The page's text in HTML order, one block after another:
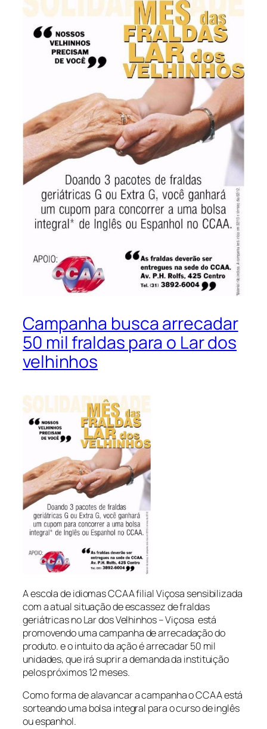
Campanha busca arrecadar
50 mil fraldas para o Lar dos
velhinhos
A escola de idiomas CCAA filial Viçosa sensibilizada
com a atual situação de escassez de fraldas
geriátricas no Lar dos Velhinhos – Viçosa está
promovendo uma campanha de arrecadação do
produto. e o intuito da ação é arrecadar 50 mil
unidades, que irá suprir a demanda da instituição
pelos próximos 12 meses.
Como forma de alavancar a campanha o CCAA está
sorteando uma bolsa integral para o curso de inglês
ou espanhol.